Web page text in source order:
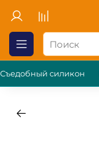
Съедобный силикон